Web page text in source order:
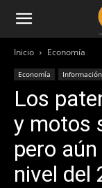
Inicio Economía
Economía
Los
y motos
pero
nivel del